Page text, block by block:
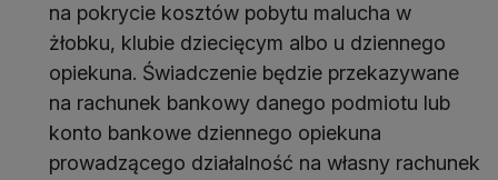
na pokrycie kosztów pobytu malucha w
żłobku, klubie dziecięcym albo u dziennego
opiekuna. Świadczenie będzie przekazywane
na rachunek bankowy danego podmiotu lub
konto bankowe dziennego opiekuna
prowadzącego działalność na własny rachunek